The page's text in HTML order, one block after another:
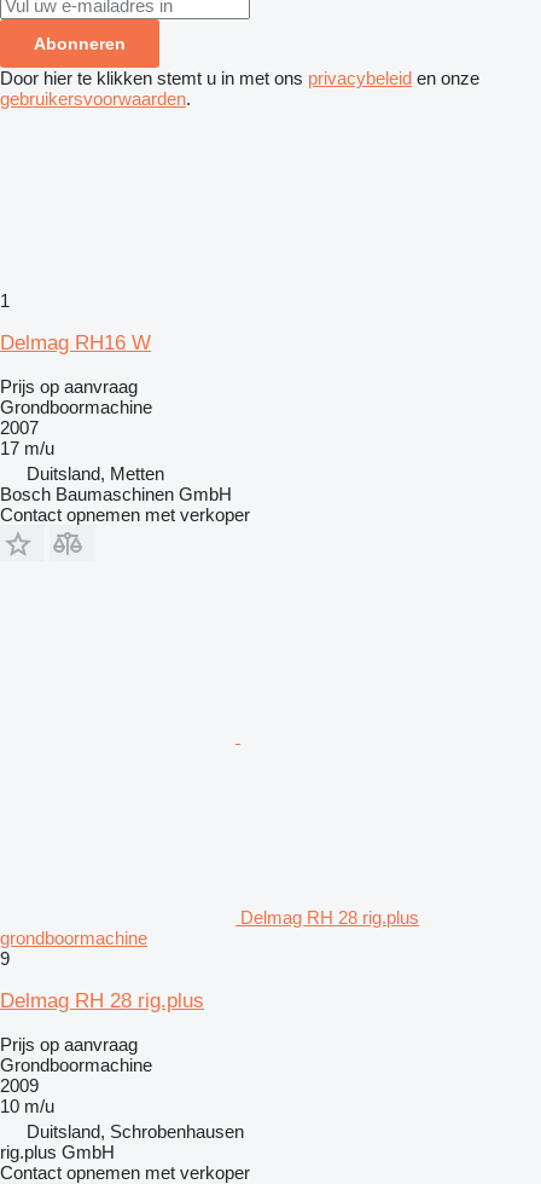
Abonneren
Door hier te klikken stemt u in met ons privacybeleid en onze
gebruikersvoorwaarden.
1
Delmag RH16 W
Prijs op aanvraag
Grondboormachine
2007
17 m/u
Duitsland, Metten
Bosch Baumaschinen GmbH
Contact opnemen met verkoper
Delmag RH 28 rig.plus
grondboormachine
9
Delmag RH 28 rig.plus
Prijs op aanvraag
Grondboormachine
2009
10 m/u
Duitsland, Schrobenhausen
rig.plus GmbH
Contact opnemen met verkoper